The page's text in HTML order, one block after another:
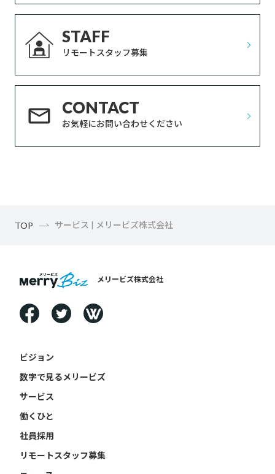
STAFF
リモートスタッフ募集
CONTACT
お気軽にお問い合わせください
TOP サービス | メリービズ株式会社
メリービズ株式会社
ビジョン
数字で見るメリービズ
サービス
働くひと
社員採用
リモートスタッフ募集